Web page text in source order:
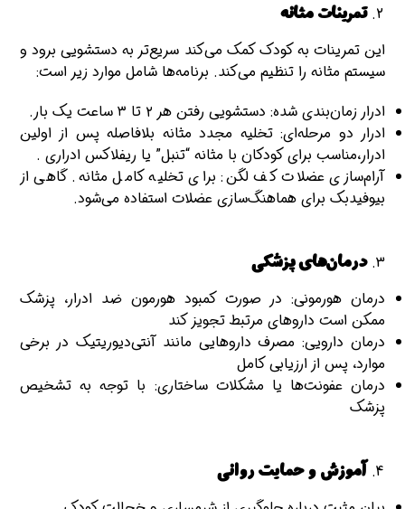
تمرینات مثانه
این تمرینات به کودک کمک می‌کند سریع‌تر به دستشویی برود و
سیستم مثانه را تنظیم می‌کند. برنامه‌ها شامل موارد زیر است:
ادرار زمان‌بندی شده: دستشویی رفتن هر ۲ تا ۳ ساعت یک بار.
ادرار دو مرحله‌ای: تخلیه مجدد مثانه بلافاصله پس از اولین
ادرار،مناسب برای کودکان با مثانه “تنبل” یا ریفلاکس ادراری .
آرام‌سازی عضلات کف لگن: برای تخلیه کامل مثانه. گاهی از
بیوفیدبک برای هماهنگ‌سازی عضلات استفاده می‌شود.
درمان‌های پزشکی
درمان هورمونی: در صورت کمبود هورمون ضد ادرار، پزشک
ممکن است داروهای مرتبط تجویز کند
درمان دارویی: مصرف داروهایی مانند آنتی‌دیوریتیک در برخی
موارد، پس از ارزیابی کامل
درمان عفونت‌ها یا مشکلات ساختاری: با توجه به تشخیص
پزشک
آموزش و حمایت روانی